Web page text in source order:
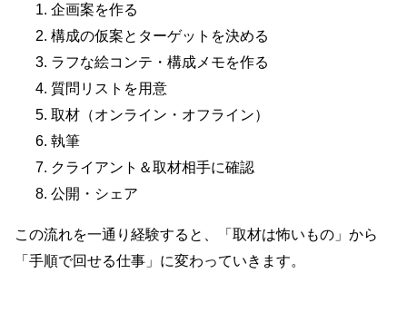
企画案を作る
構成の仮案とターゲットを決める
ラフな絵コンテ・構成メモを作る
質問リストを用意
取材（オンライン・オフライン）
執筆
クライアント＆取材相手に確認
公開・シェア
この流れを一通り経験すると、「取材は怖いもの」から
「手順で回せる仕事」に変わっていきます。